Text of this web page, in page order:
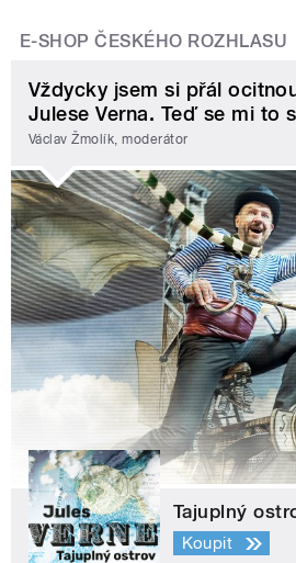
E-SHOP ČESKÉHO ROZHLASU
Vždycky jsem si přál
Julese Verna. Teď se mi to
Václav Žmolík, moderátor
Tajuplný
Koupit